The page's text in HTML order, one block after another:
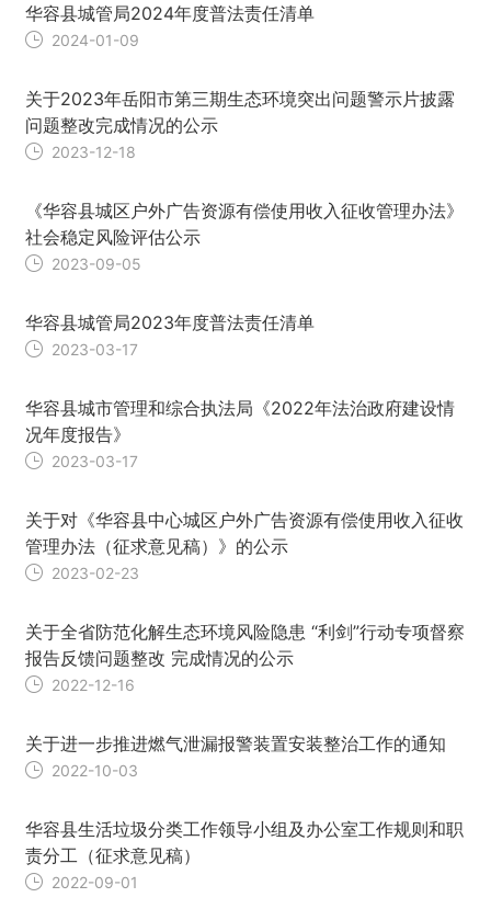
华容县城管局2024年度普法责任清单
2024-01-09
关于2023年岳阳市第三期生态环境突出问题警示片披露
问题整改完成情况的公示
2023-12-18
《华容县城区户外广告资源有偿使用收入征收管理办法》
社会稳定风险评估公示
2023-09-05
华容县城管局2023年度普法责任清单
2023-03-17
华容县城市管理和综合执法局《2022年法治政府建设情
况年度报告》
2023-03-17
关于对《华容县中心城区户外广告资源有偿使用收入征收
管理办法（征求意见稿）》的公示
2023-02-23
关于全省防范化解生态环境风险隐患 “利剑”行动专项督察
报告反馈问题整改 完成情况的公示
2022-12-16
关于进一步推进燃气泄漏报警装置安装整治工作的通知
2022-10-03
华容县生活垃圾分类工作领导小组及办公室工作规则和职
责分工（征求意见稿）
2022-09-01